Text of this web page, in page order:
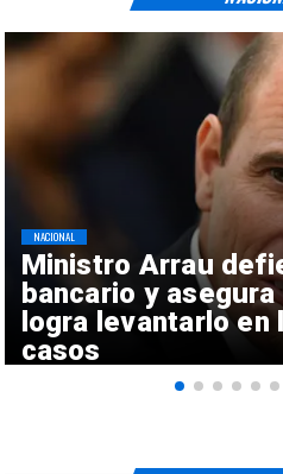
Ministro Arrau
bancario y
logra levantarlo en
casos
NACIONAL